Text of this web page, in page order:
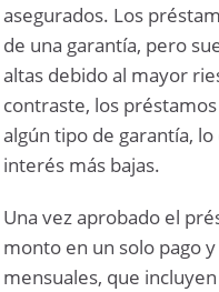
asegurados. Los
de una garantía, pero
altas debido al mayor
contraste, los
algún tipo de garantía,
interés más bajas.
Una vez aprobado el
monto en un solo pago
mensuales, que